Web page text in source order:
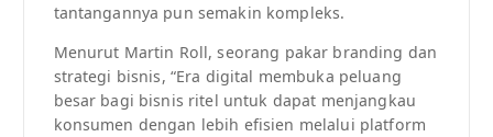
tantangannya pun semakin kompleks.
Menurut Martin Roll, seorang pakar branding dan
strategi bisnis, “Era digital membuka peluang
besar bagi bisnis ritel untuk dapat menjangkau
konsumen dengan lebih efisien melalui platform